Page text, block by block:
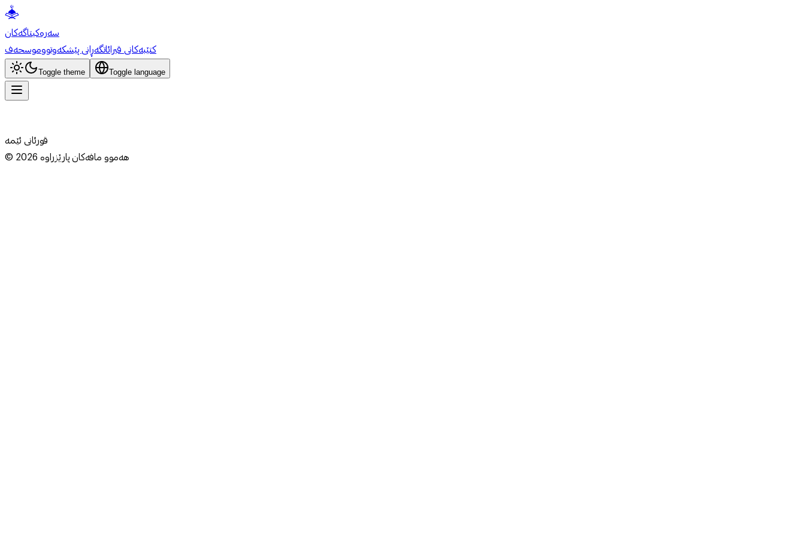
سەرەکیتاگەکان
کتێبەکانی قیرائاتگەڕانی پێشکەوتووموسحەف
Toggle theme Toggle language
قورئانی ئێمە
© 2026هەموو مافەکان پارێزراوە